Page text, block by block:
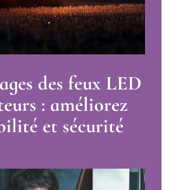
des feux LED
: améliorez
et sécurité